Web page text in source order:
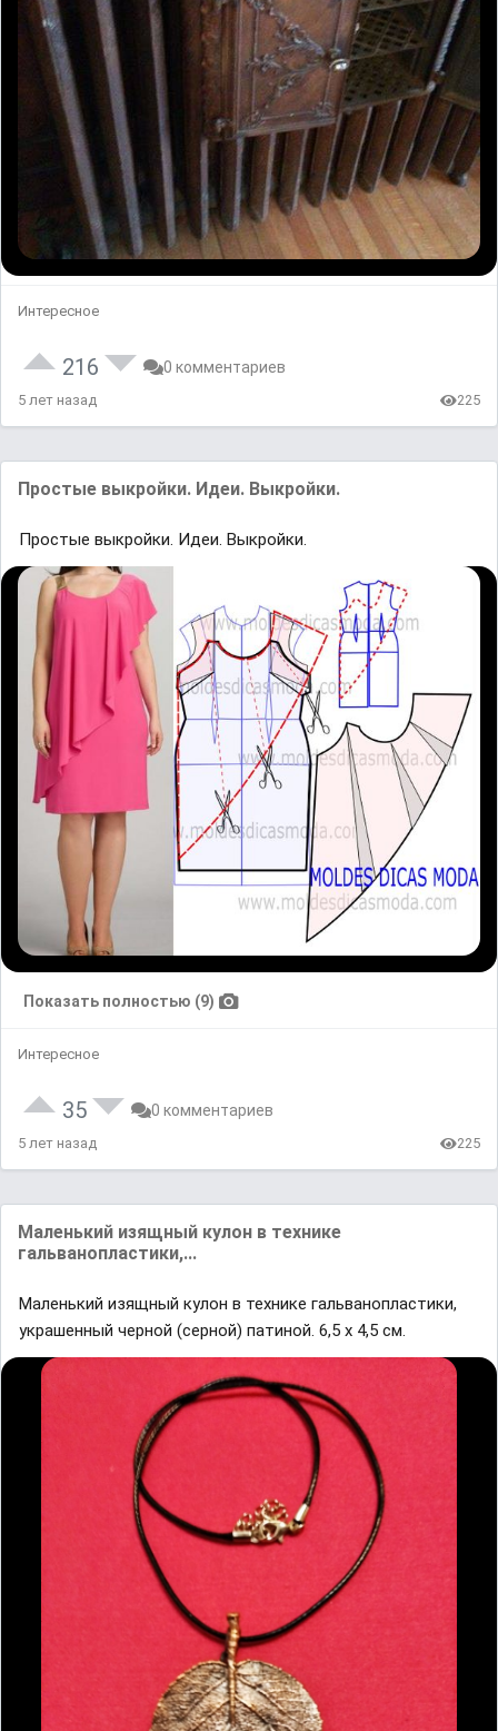
Интересное
216 0 комментариев
5 лет назад 225
Простые выкройки. Идеи. Выкройки.
Простые выкройки. Идеи. Выкройки.
Показать полностью (9)
Интересное
35 0 комментариев
5 лет назад 225
Маленький изящный кулон в технике
гальванопластики,...
Маленький изящный кулон в технике гальванопластики,
украшенный черной (серной) патиной. 6,5 х 4,5 см.